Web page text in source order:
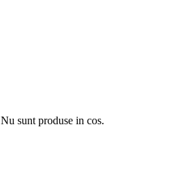
Nu sunt produse in cos.